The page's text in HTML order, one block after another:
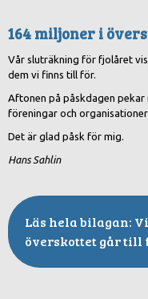
164 miljoner i
Vår sluträkning för fjolåret
dem vi finns till för.
Aftonen på påskdagen
föreningar och organisationer
Det är glad påsk för mig.
Hans Sahlin
överskottet går